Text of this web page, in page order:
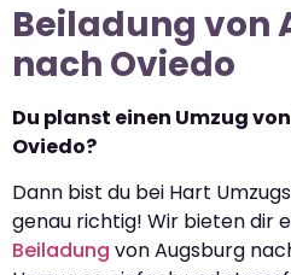
Beiladung von
nach Oviedo
Du planst einen Umzug
Oviedo?
Dann bist du bei Hart
genau richtig! Wir bieten dir
Beiladung von Augsburg